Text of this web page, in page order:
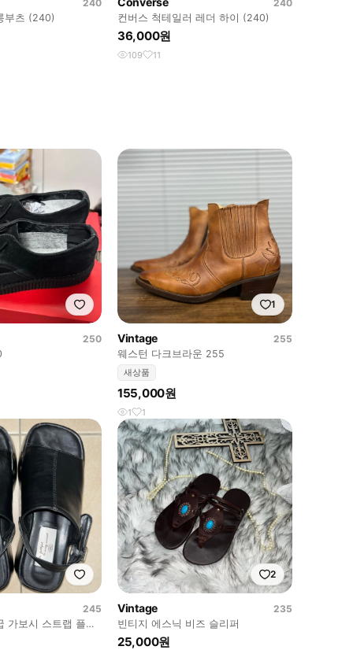
240
부츠 (240)
240
컨버스 척테일러 레더 하이 (240)
36,000원
109 11
250
1
Vintage
255
웨스턴 다크브라운 255
새상품
155,000원
1 1
245
가보시 스트랩 플랫
2
Vintage
235
빈티지 에스닉 비즈 슬리퍼
25,000원